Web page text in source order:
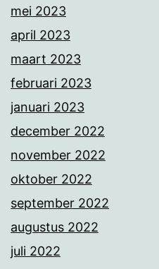
mei 2023
april 2023
maart 2023
februari 2023
januari 2023
december 2022
november 2022
oktober 2022
september 2022
augustus 2022
juli 2022